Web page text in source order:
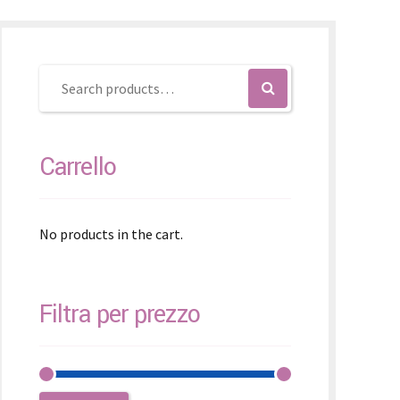
Carrello
No products in the cart.
Filtra per prezzo